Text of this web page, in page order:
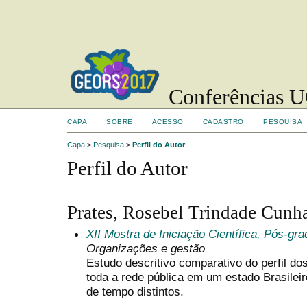
Conferências
CAPA SOBRE ACESSO CADASTRO PESQUISA
Capa > Pesquisa > Perfil do Autor
Perfil do Autor
Prates, Rosebel Trindade
XII Mostra de Iniciação Científica, Pós-
Organizações e gestão
Estudo descritivo comparativo do perfil
toda a rede pública em um estado
de tempo distintos.